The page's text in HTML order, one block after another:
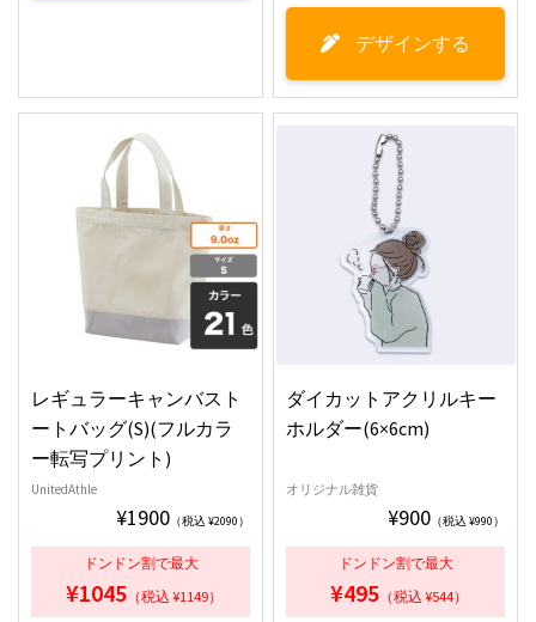
デザインする
レギュラーキャンバスト
ートバッグ(S)(フルカラ
ー転写プリント)
UnitedAthle
¥1900 （税込 ¥2090）
ドンドン割で最大
¥1045 （税込 ¥1149）
ダイカットアクリルキー
ホルダー(6×6cm)
オリジナル雑貨
¥900 （税込 ¥990）
ドンドン割で最大
¥495 （税込 ¥544）